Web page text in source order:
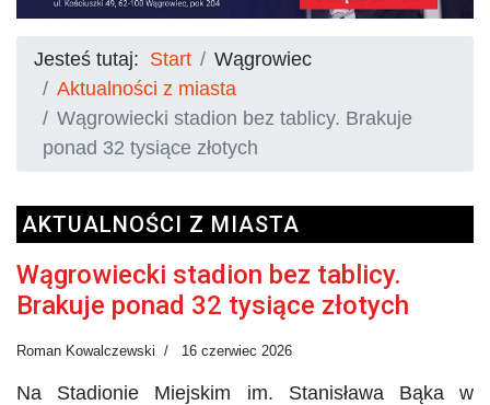
Jesteś tutaj: Start
Wągrowiec
Aktualności z miasta
Wągrowiecki stadion bez tablicy. Brakuje
ponad 32 tysiące złotych
AKTUALNOŚCI Z MIASTA
Wągrowiecki stadion bez tablicy.
Brakuje ponad 32 tysiące złotych
Roman Kowalczewski 16 czerwiec 2026
Na Stadionie Miejskim im. Stanisława Bąka w